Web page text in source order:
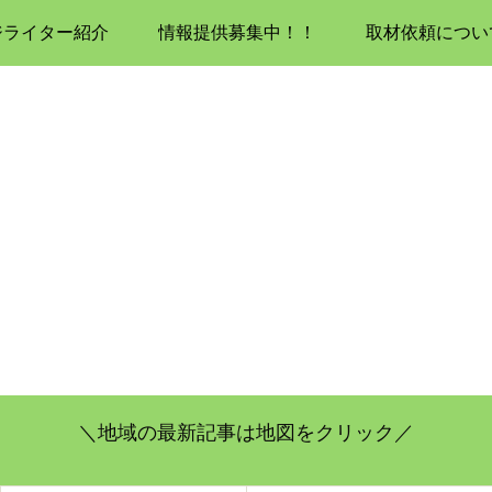
ライター紹介 情報提供募集中！！ 取材依頼につい
＼地域の最新記事は地図をクリック／